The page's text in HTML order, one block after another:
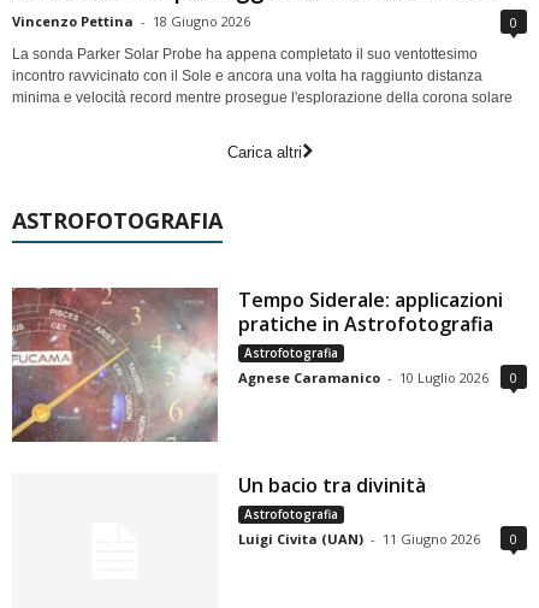
Vincenzo Pettina - 18 Giugno 2026 0
La sonda Parker Solar Probe ha appena completato il suo ventottesimo
incontro ravvicinato con il Sole e ancora una volta ha raggiunto distanza
minima e velocità record mentre prosegue l'esplorazione della corona solare
Carica altri
ASTROFOTOGRAFIA
Tempo Siderale: applicazioni
pratiche in Astrofotografia
Astrofotografia
Agnese Caramanico - 10 Luglio 2026 0
Un bacio tra divinità
Astrofotografia
Luigi Civita (UAN) - 11 Giugno 2026 0